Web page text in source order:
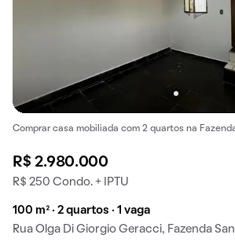
Comprar casa mobiliada com 2 quartos na
R$ 2.980.000
R$ 250 Condo. + IPTU
100 m² · 2 quartos · 1 vaga
Rua Olga Di Giorgio Geracci, Fazenda